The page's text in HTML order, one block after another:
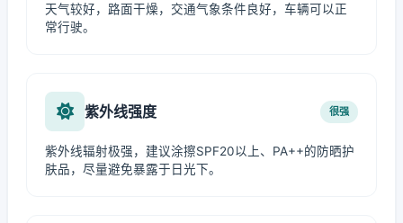
天气较好，路面干燥，交通气象条件良好，车辆可以正
常行驶。
紫外线强度 很强
紫外线辐射极强，建议涂擦SPF20以上、PA++的防晒护
肤品，尽量避免暴露于日光下。